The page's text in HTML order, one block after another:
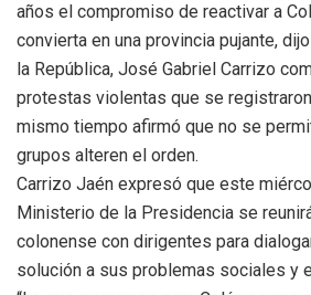
años el compromiso de reactivar a
convierta en una provincia pujante,
la República, José Gabriel Carrizo
protestas violentas que se
mismo tiempo afirmó que no se
grupos alteren el orden.
Carrizo Jaén expresó que este
Ministerio de la Presidencia se
colonense con dirigentes para
solución a sus problemas sociales y